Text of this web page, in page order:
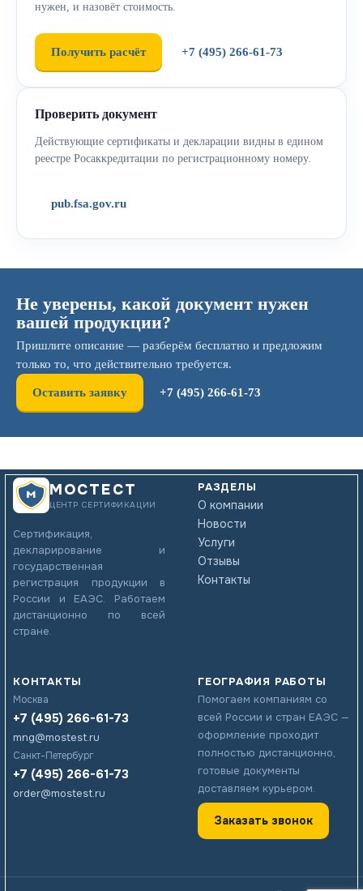
нужен, и назовёт стоимость.
Получить расчёт +7 (495) 266-61-73
Проверить документ
Действующие сертификаты и декларации видны в едином
реестре Росаккредитации по регистрационному номеру.
pub.fsa.gov.ru
Не уверены, какой документ нужен
вашей продукции?
Пришлите описание — разберём бесплатно и предложим
только то, что действительно требуется.
Оставить заявку +7 (495) 266-61-73
МОСТЕСТ
ЦЕНТР СЕРТИФИКАЦИИ
Сертификация,
декларирование и
государственная
регистрация продукции в
России и ЕАЭС. Работаем
дистанционно по всей
стране.
РАЗДЕЛЫ
О компании
Новости
Услуги
Отзывы
Контакты
КОНТАКТЫ
Москва
+7 (495) 266-61-73
mng@mostest.ru
Санкт-Петербург
+7 (495) 266-61-73
order@mostest.ru
ГЕОГРАФИЯ РАБОТЫ
Помогаем компаниям со
всей России и стран ЕАЭС —
оформление проходит
полностью дистанционно,
готовые документы
доставляем курьером.
Заказать звонок